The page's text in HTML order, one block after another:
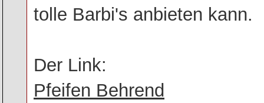
tolle Barbi's anbieten kann.
Der Link:
Pfeifen Behrend